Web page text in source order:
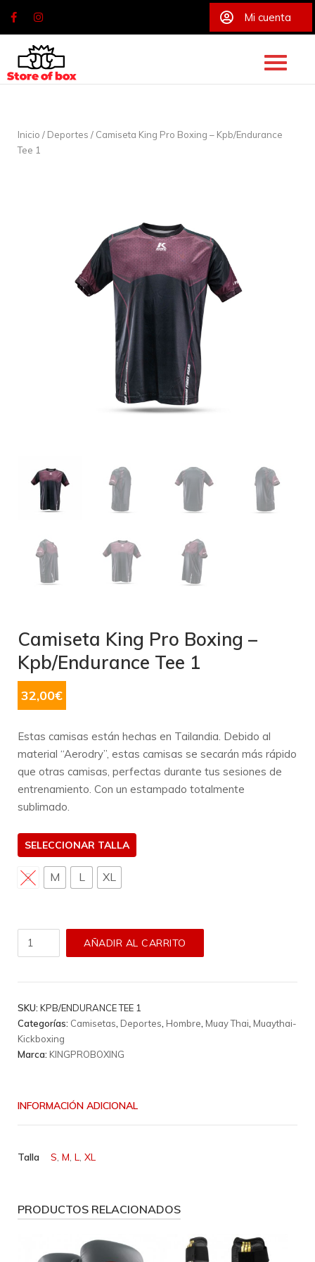
Mi cuenta
content
Inicio / Deportes / Camiseta King Pro Boxing – Kpb/Endurance
Tee 1
Camiseta King Pro Boxing –
Kpb/Endurance Tee 1
32,00€
Estas camisas están hechas en Tailandia. Debido al
material “Aerodry”, estas camisas se secarán más rápido
que otras camisas, perfectas durante tus sesiones de
entrenamiento. Con un estampado totalmente
sublimado.
TALLA
S M L XL
Camiseta
Boxing
Kpb/Endurance
Tee
1
AÑADIR AL CARRITO
SKU: KPB/ENDURANCE TEE 1
Categorías: Camisetas Deportes Hombre Muay Thai Muaythai-
Kickboxing
Marca: KINGPROBOXING
INFORMACIÓN ADICIONAL
Talla S, M, L, XL
PRODUCTOS RELACIONADOS